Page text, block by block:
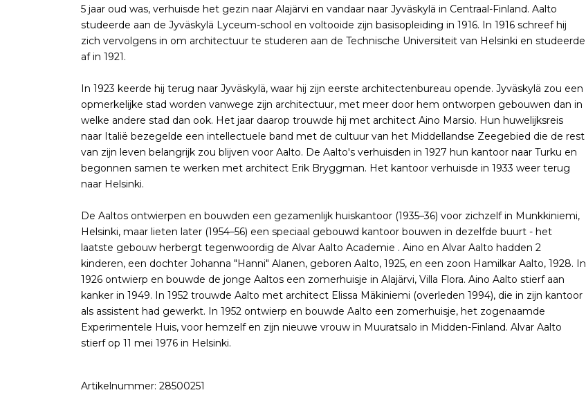
5 jaar oud was, verhuisde het gezin naar Alajärvi en vandaar naar Jyväskylä in Centraal-Finland. Aalto
studeerde aan de Jyväskylä Lyceum-school en voltooide zijn basisopleiding in 1916. In 1916 schreef hij
zich vervolgens in om architectuur te studeren aan de Technische Universiteit van Helsinki en studeerde
af in 1921.
In 1923 keerde hij terug naar Jyväskylä, waar hij zijn eerste architectenbureau opende. Jyväskylä zou een
opmerkelijke stad worden vanwege zijn architectuur, met meer door hem ontworpen gebouwen dan in
welke andere stad dan ook. Het jaar daarop trouwde hij met architect Aino Marsio. Hun huwelijksreis
naar Italië bezegelde een intellectuele band met de cultuur van het Middellandse Zeegebied die de rest
van zijn leven belangrijk zou blijven voor Aalto. De Aalto's verhuisden in 1927 hun kantoor naar Turku en
begonnen samen te werken met architect Erik Bryggman. Het kantoor verhuisde in 1933 weer terug
naar Helsinki.
De Aaltos ontwierpen en bouwden een gezamenlijk huiskantoor (1935–36) voor zichzelf in Munkkiniemi,
Helsinki, maar lieten later (1954–56) een speciaal gebouwd kantoor bouwen in dezelfde buurt - het
laatste gebouw herbergt tegenwoordig de Alvar Aalto Academie . Aino en Alvar Aalto hadden 2
kinderen, een dochter Johanna "Hanni" Alanen, geboren Aalto, 1925, en een zoon Hamilkar Aalto, 1928. In
1926 ontwierp en bouwde de jonge Aaltos een zomerhuisje in Alajärvi, Villa Flora. Aino Aalto stierf aan
kanker in 1949. In 1952 trouwde Aalto met architect Elissa Mäkiniemi (overleden 1994), die in zijn kantoor
als assistent had gewerkt. In 1952 ontwierp en bouwde Aalto een zomerhuisje, het zogenaamde
Experimentele Huis, voor hemzelf en zijn nieuwe vrouw in Muuratsalo in Midden-Finland. Alvar Aalto
stierf op 11 mei 1976 in Helsinki.
Artikelnummer: 28500251